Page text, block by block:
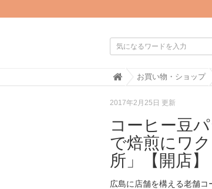
H
e
お買い物・ショップ
2017年2月25日 更新
コーヒー豆
で焙煎にワ
所」【開店】
広島に店舗を構える老舗